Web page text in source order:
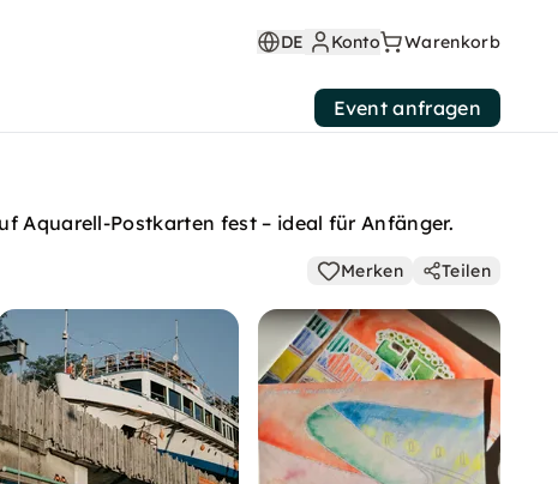
DE Konto Warenkorb
Event anfragen
Aquarell-Postkarten fest – ideal für Anfänger.
Merken Teilen